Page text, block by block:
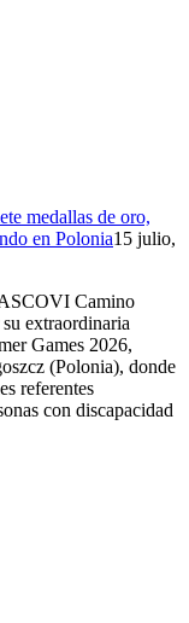
medallas de oro,
en Polonia15 julio,
Camino
extraordinaria
Games 2026,
(Polonia), donde
referentes
con discapacidad